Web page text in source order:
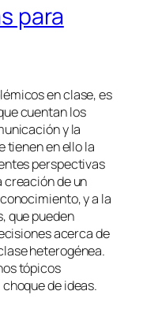
para
en clase, es
cuentan los
y la
tienen en ello la
perspectivas
creación de un
y a la
que pueden
acerca de
heterogénea.
tópicos
de ideas.